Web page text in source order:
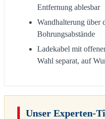
Entfernung ablesbar
Wandhalterung über
Bohrungsabstände
Ladekabel mit
Wahl separat, auf
Unser Experten-